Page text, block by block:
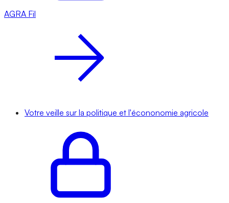
AGRA Fil
Votre veille sur la politique et l'écononomie agricole